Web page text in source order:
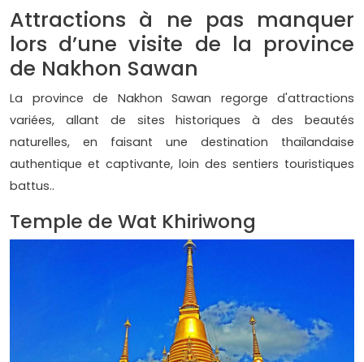
Attractions à ne pas manquer
lors d’une visite de la province
de Nakhon Sawan
La province de Nakhon Sawan regorge d'attractions
variées, allant de sites historiques à des beautés
naturelles, en faisant une destination thaïlandaise
authentique et captivante, loin des sentiers touristiques
battus..
Temple de Wat Khiriwong